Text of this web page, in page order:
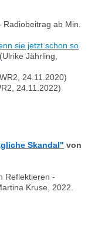
Radiobeitrag ab Min.
sie jetzt schon so
(Ulrike Jährling,
24.11.2020)
24.11.2022)
Skandal" von
Reflektieren -
Kruse, 2022.